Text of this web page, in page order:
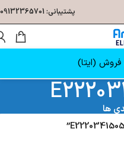
پشتیبانی: 09132365701
فروش (ایتا)
ها